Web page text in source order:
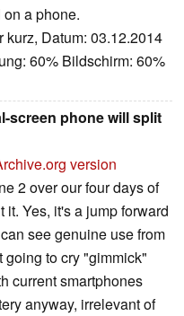
a phone.
kurz, Datum: 03.12.2014
60% Bildschirm: 60%
screen phone will split
version
2 over our four days of
Yes, it's a jump forward
see genuine use from
to cry "gimmick"
current smartphones
anyway, irrelevant of